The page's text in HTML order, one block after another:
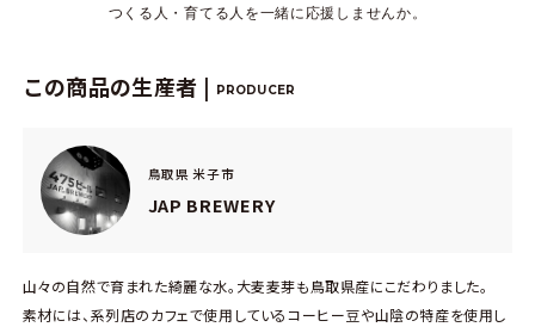
つくる人・育てる人を一緒に応援しませんか。
この商品の生産者 | PRODUCER
鳥取県 米子市
JAP BREWERY
山々の自然で育まれた綺麗な水。大麦麦芽も鳥取県産にこだわりました。
素材には、系列店のカフェで使用しているコーヒー豆や山陰の特産を使用し